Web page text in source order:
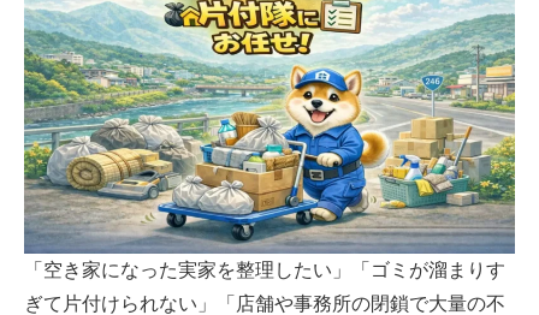
「空き家になった実家を整理したい」「ゴミが溜まりす
ぎて片付けられない」「店舗や事務所の閉鎖で大量の不